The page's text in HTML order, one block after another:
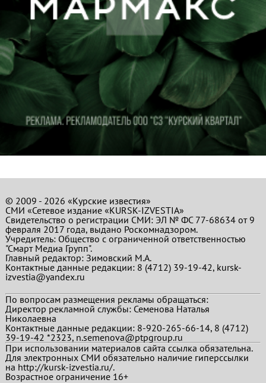
© 2009 - 2026 «Курские известия»
СМИ «Сетевое издание «KURSK-IZVESTIA»
Свидетельство о регистрации СМИ: ЭЛ № ФС 77-68634 от 9
февраля 2017 года, выдано Роскомнадзором.
Учредитель: Общество с ограниченной ответственностью
"Смарт Медиа Групп".
Главный редактор:Зимовский М.А.
Контактные данные редакции: 8 (4712) 39-19-42, kursk-
izvestia@yandex.ru
По вопросам размещения рекламы обращаться:
Директор рекламной службы: Семенова Наталья
Николаевна
Контактные данные редакции: 8-920-265-66-14, 8 (4712)
39-19-42 *2323, n.semenova@ptpgroup.ru
При использовании материалов сайта ссылка обязательна.
Для электронных СМИ обязательно наличие гиперссылки
на http://kursk-izvestia.ru/.
Возрастное ограничение 16+